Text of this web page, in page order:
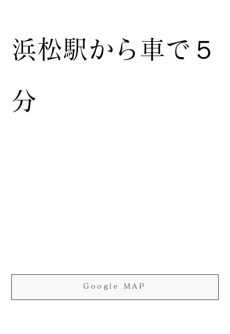
浜松駅から車で５
分
Google MAP